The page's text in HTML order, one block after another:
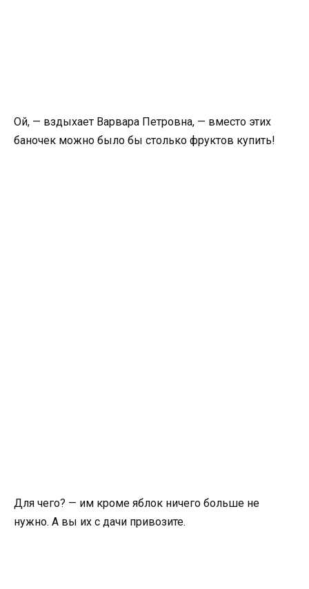
Ой, — вздыхает Варвара Петровна, — вместо этих
баночек можно было бы столько фруктов купить!
Для чего? — им кроме яблок ничего больше не
нужно. А вы их с дачи привозите.